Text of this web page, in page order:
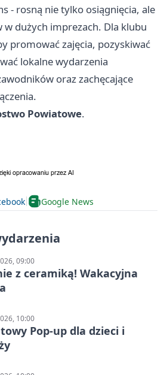
- rosną nie tylko osiągnięcia, ale
dużych imprezach. Dla klubu
promować zajęcia, pozyskiwać
lokalne wydarzenia
oraz zachęcające
Powiatowe.
Google News
09:00
z ceramiką! Wakacyjna
10:00
Pop-up dla dzieci i